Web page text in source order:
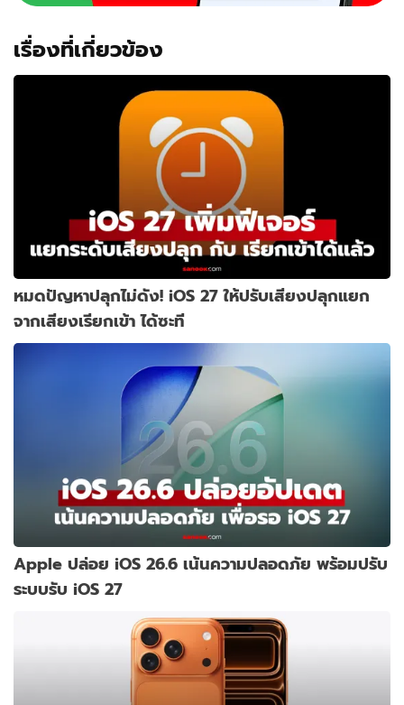
เรื่องที่เกี่ยวข้อง
หมดปัญหาปลุกไม่ดัง! iOS 27 ให้ปรับเสียงปลุกแยก
จากเสียงเรียกเข้า ได้ซะที
Apple ปล่อย iOS 26.6 เน้นความปลอดภัย พร้อมปรับ
ระบบรับ iOS 27